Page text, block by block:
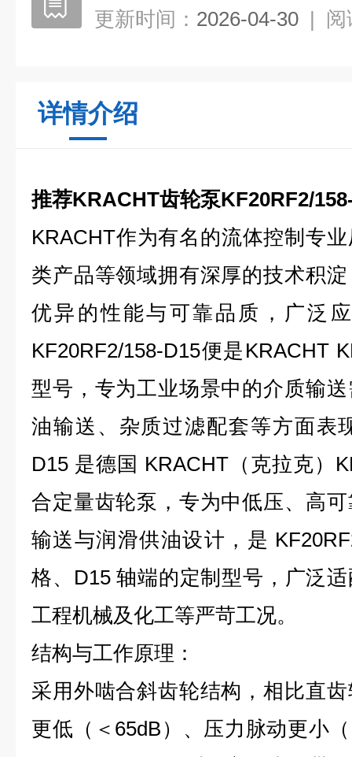
更新时间： 2026-04-30 | 阅
详情介绍
推荐KRACHT齿轮泵KF20RF2/
KRACHT作为有名的流体控制专
类产品等领域拥有深厚的技术积
优异的性能与可靠品质，广泛
KF20RF2/158-D15便是KRACHT
型号，专为工业场景中的介质输
油输送、杂质过滤配套等方面表
D15 是德国 KRACHT（克拉克）
合定量齿轮泵，专为中低压、高
输送与润滑供油设计，是
格、D15 轴端的定制型号，广泛
工程机械及化工等严苛工况。
结构与工作原理：
采用外啮合斜齿轮结构，相比直
更低（＜65dB）、压力脉动更小